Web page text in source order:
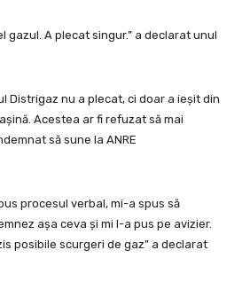
gazul. A plecat singur.” a declarat unul
Distrigaz nu a plecat, ci doar a ieșit din
Acestea ar fi refuzat să mai
să sune la ANRE
procesul verbal, mi-a spus să
așa ceva și mi l-a pus pe avizier.
posibile scurgeri de gaz” a declarat